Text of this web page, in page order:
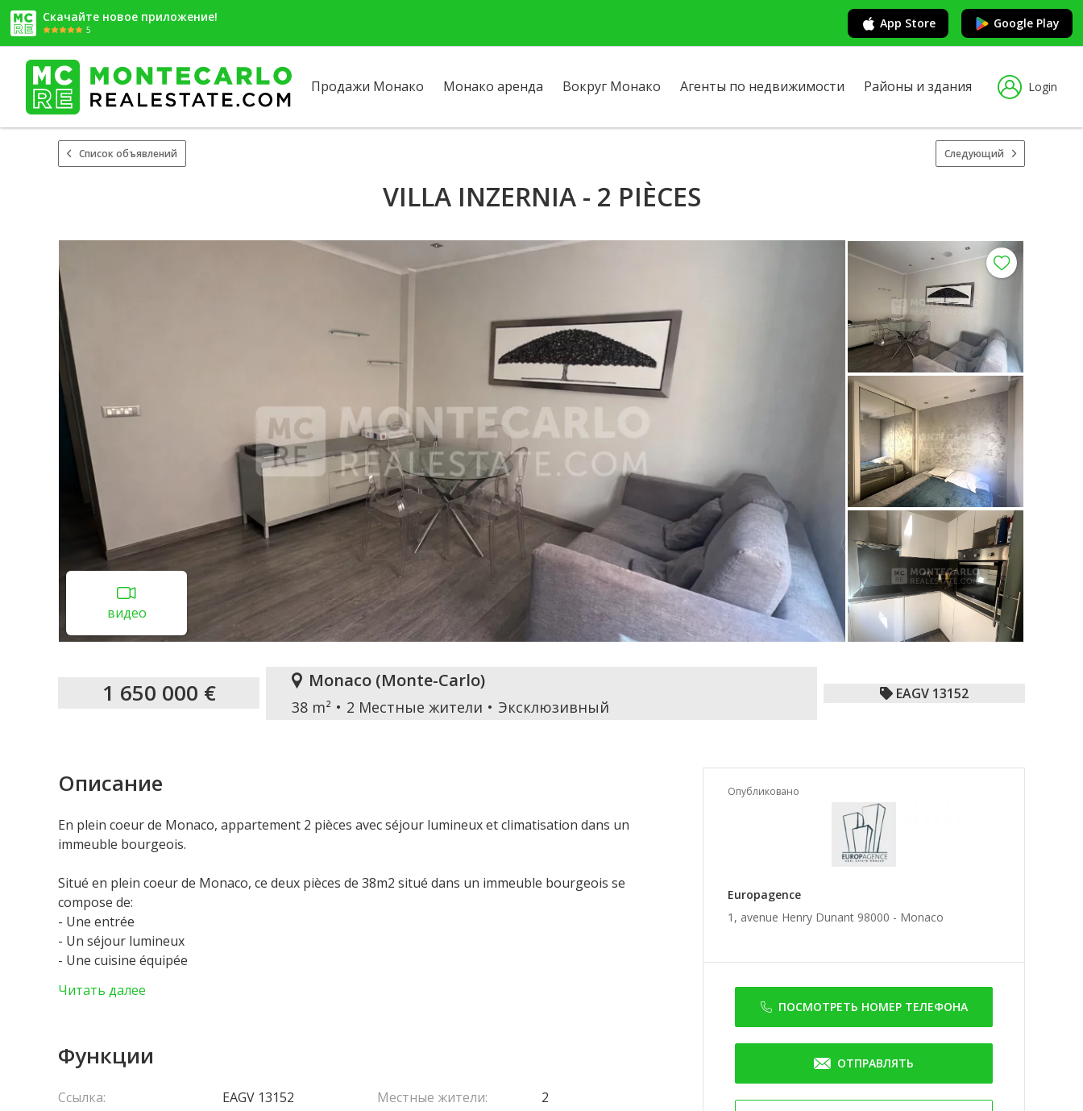
Скачайте новое приложение!
5 App Store Google Play
Продажи Монако Монако аренда Вокруг Монако Агенты по недвижимости Районы и здания Login
Список объявлений Следующий
VILLA INZERNIA - 2 PIÈCES
видео
1 650 000 € Monaco (Monte-Carlo)
38 m² 2 Местные жители Эксклюзивный
EAGV 13152
Опубликовано
Europagence
1, avenue Henry Dunant 98000 - Monaco
ПОСМОТРЕТЬ НОМЕР ТЕЛЕФОНА
ОТПРАВЛЯТЬ
Описание
En plein coeur de Monaco, appartement 2 pièces avec séjour lumineux et climatisation dans un
immeuble bourgeois.
Situé en plein coeur de Monaco, ce deux pièces de 38m2 situé dans un immeuble bourgeois se
compose de:
- Une entrée
- Un séjour lumineux
- Une cuisine équipée
- Une salle de douche avec WC
Читать далее
Функции
Ссылка:
EAGV 13152
Местные жители:
2